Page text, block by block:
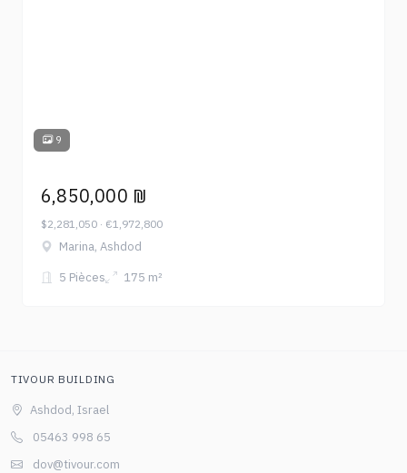
9
6,850,000 ₪
$2,281,050 · €1,972,800
Marina, Ashdod
5 Pièces
175 m²
TIVOUR BUILDING
Ashdod, Israel
05463 998 65
dov@tivour.com